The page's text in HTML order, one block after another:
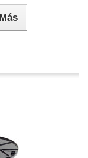
Más